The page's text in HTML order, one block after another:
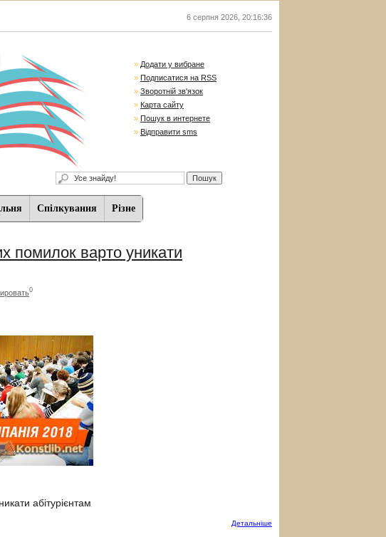
6 серпня 2026 20:16:36
» Додати у вибране
» Подписатися на RSS
» Зворотній зв'язок
» Карта сайту
» Пошук в интернете
» Відправити sms
Спiлкування Різне
помилок варто уникати
0
абітурієнтам
Детальнiше